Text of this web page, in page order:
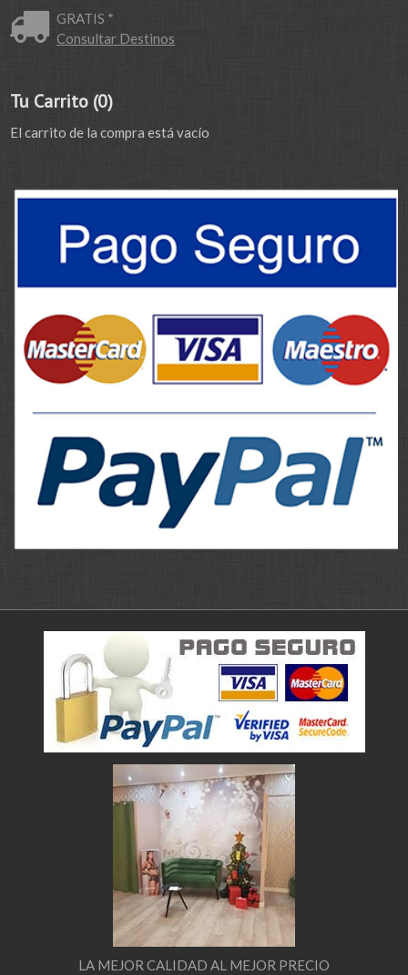
GRATIS *
Consultar Destinos
Tu Carrito (0)
El carrito de la compra está vacío
LA MEJOR CALIDAD AL MEJOR PRECIO